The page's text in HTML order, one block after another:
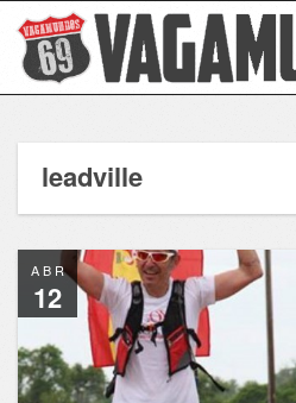
leadville
ABR
12